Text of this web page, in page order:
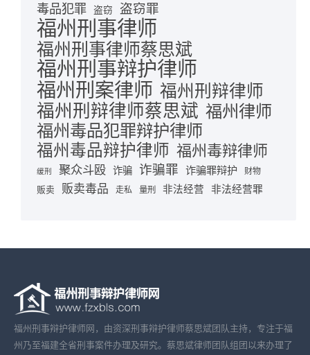
毒品犯罪 盗窃 盗窃罪
福州刑事律师
福州刑事律师蔡思斌
福州刑事辩护律师
福州刑案律师 福州刑辩律师
福州刑辩律师蔡思斌 福州律师
福州毒品犯罪辩护律师
福州毒品辩护律师 福州毒辩律师
缓刑 聚众斗殴 诈骗 诈骗罪 诈骗罪辩护 财物
贩卖 贩卖毒品 走私 量刑 非法经营 非法经营罪
福州刑事辩护律师网，由资深刑事辩护律师蔡思斌团队主持，专注于福
州乃至福建全省刑事案件办理及研究。蔡思斌律师团队组团以来办理了